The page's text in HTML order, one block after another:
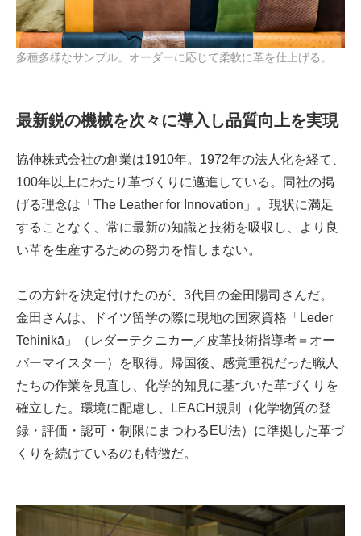
多種多様なサンプル。オーダーに応じて柔軟に革を仕上げる。
最新鋭の機械を次々に導入し品質向上を実現
協伸株式会社の創業は1910年。1972年の法人化を経て、
100年以上にわたり革づくりに邁進している。同社の掲
げる理念は「The Leather for Innovation」。現状に満足
することなく、常に最新の知識と技術を吸収し、より良
い革を生産するための努力を惜しまない。
この方針を決定付けたのが、3代目の金田陽司さんだ。
金田さんは、ドイツ留学の際に現地の国家資格「Leder
Tehinikā」（レダーテクニカー／皮革技術指導者＝オー
バーマイスター）を取得。帰国後、感覚重視だった職人
たちの作業を見直し、化学的知見に基づいた革づくりを
確立した。環境に配慮し、LEACH規則（化学物質の登
録・評価・認可・制限にまつわるEU法）に準拠した革づ
くりを続けているのも特徴だ。